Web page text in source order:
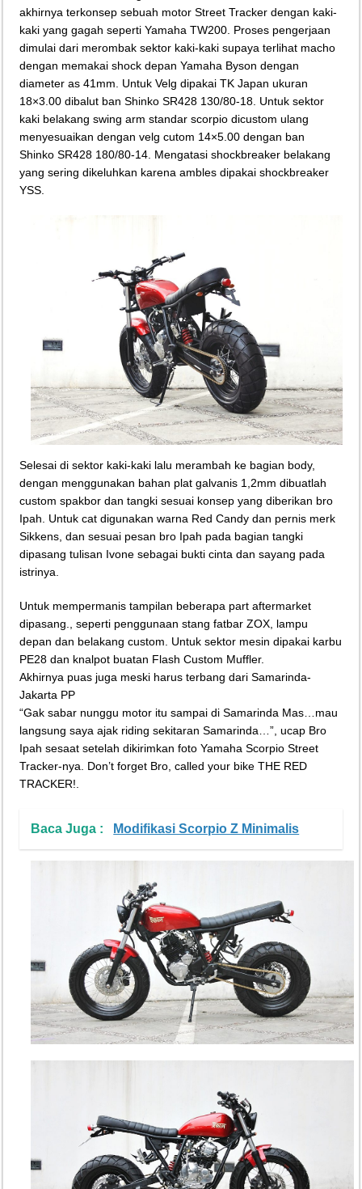
akhirnya terkonsep sebuah motor Street Tracker dengan kaki-
kaki yang gagah seperti Yamaha TW200. Proses pengerjaan
dimulai dari merombak sektor kaki-kaki supaya terlihat macho
dengan memakai shock depan Yamaha Byson dengan
diameter as 41mm. Untuk Velg dipakai TK Japan ukuran
18×3.00 dibalut ban Shinko SR428 130/80-18. Untuk sektor
kaki belakang swing arm standar scorpio dicustom ulang
menyesuaikan dengan velg cutom 14×5.00 dengan ban
Shinko SR428 180/80-14. Mengatasi shockbreaker belakang
yang sering dikeluhkan karena ambles dipakai shockbreaker
YSS.
Selesai di sektor kaki-kaki lalu merambah ke bagian body,
dengan menggunakan bahan plat galvanis 1,2mm dibuatlah
custom spakbor dan tangki sesuai konsep yang diberikan bro
Ipah. Untuk cat digunakan warna Red Candy dan pernis merk
Sikkens, dan sesuai pesan bro Ipah pada bagian tangki
dipasang tulisan Ivone sebagai bukti cinta dan sayang pada
istrinya.
Untuk mempermanis tampilan beberapa part aftermarket
dipasang., seperti penggunaan stang fatbar ZOX, lampu
depan dan belakang custom. Untuk sektor mesin dipakai karbu
PE28 dan knalpot buatan Flash Custom Muffler.
Akhirnya puas juga meski harus terbang dari Samarinda-
Jakarta PP
“Gak sabar nunggu motor itu sampai di Samarinda Mas…mau
langsung saya ajak riding sekitaran Samarinda…”, ucap Bro
Ipah sesaat setelah dikirimkan foto Yamaha Scorpio Street
Tracker-nya. Don’t forget Bro, called your bike THE RED
TRACKER!.
Baca Juga : Modifikasi Scorpio Z Minimalis